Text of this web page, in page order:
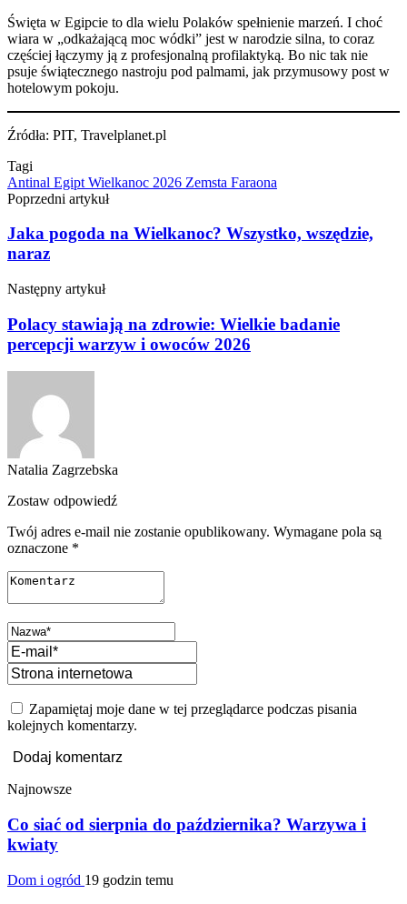
Święta w Egipcie to dla wielu Polaków spełnienie marzeń. I choć
wiara w „odkażającą moc wódki” jest w narodzie silna, to coraz
częściej łączymy ją z profesjonalną profilaktyką. Bo nic tak nie
psuje świątecznego nastroju pod palmami, jak przymusowy post w
hotelowym pokoju.
Źródła: PIT, Travelplanet.pl
Tagi
Antinal Egipt Wielkanoc 2026 Zemsta Faraona
Poprzedni artykuł
Jaka pogoda na Wielkanoc? Wszystko, wszędzie,
naraz
Następny artykuł
Polacy stawiają na zdrowie: Wielkie badanie
percepcji warzyw i owoców 2026
Natalia Zagrzebska
Zostaw odpowiedź
Twój adres e-mail nie zostanie opublikowany. Wymagane pola są
oznaczone *
Zapamiętaj moje dane w tej przeglądarce podczas pisania
kolejnych komentarzy.
Najnowsze
Co siać od sierpnia do października? Warzywa i
kwiaty
Dom i ogród 19 godzin temu